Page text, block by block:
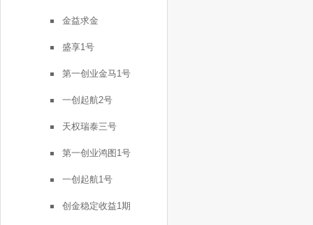
金益求金
盛享1号
第一创业金马1号
一创起航2号
天权瑞泰三号
第一创业鸿图1号
一创起航1号
创金稳定收益1期